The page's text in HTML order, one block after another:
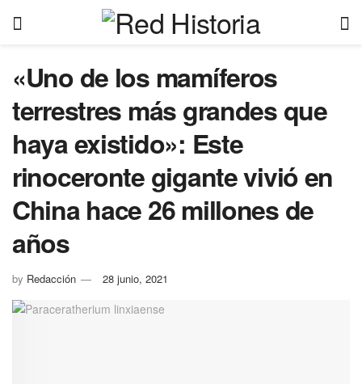
«Uno de los mamíferos
terrestres más grandes que
haya existido»: Este
rinoceronte gigante vivió en
China hace 26 millones de
años
by Redacción 28 junio, 2021